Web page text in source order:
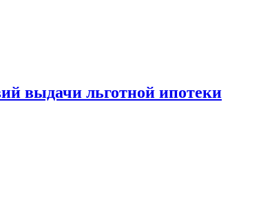
выдачи льготной ипотеки